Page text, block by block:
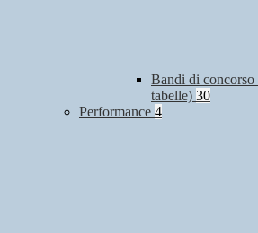
Bandi di
tabelle) 30
Performance 4